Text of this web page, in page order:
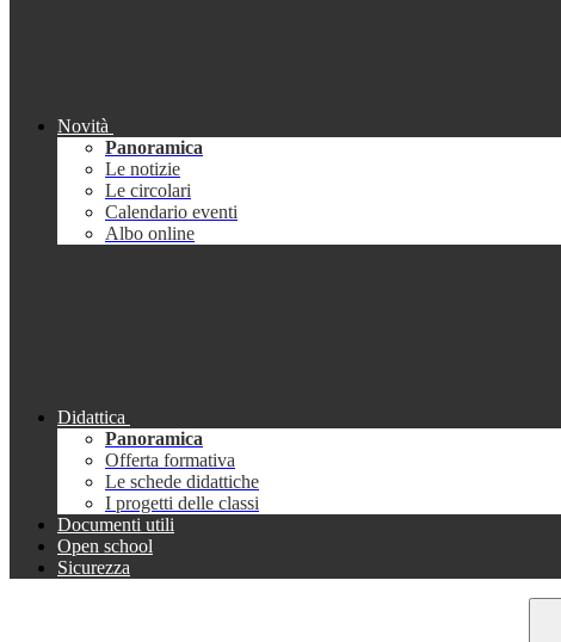
Novità
Panoramica
Le notizie
Le circolari
Calendario eventi
Albo online
Didattica
Panoramica
Offerta formativa
Le schede didattiche
I progetti delle classi
Documenti utili
Open school
Sicurezza